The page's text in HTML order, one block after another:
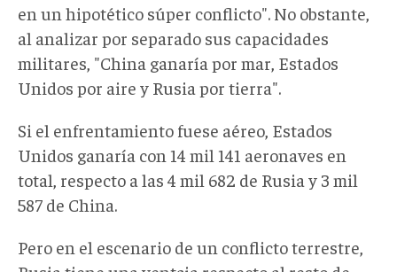
en un hipotético súper conflicto". No obstante,
al analizar por separado sus capacidades
militares, "China ganaría por mar, Estados
Unidos por aire y Rusia por tierra".
Si el enfrentamiento fuese aéreo, Estados
Unidos ganaría con 14 mil 141 aeronaves en
total, respecto a las 4 mil 682 de Rusia y 3 mil
587 de China.
Pero en el escenario de un conflicto terrestre,